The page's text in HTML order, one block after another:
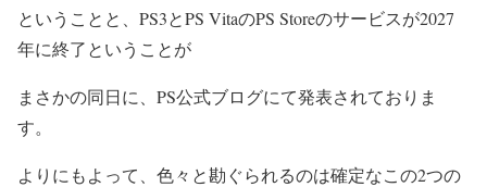
ということと、PS3とPS VitaのPS Storeのサービスが2027
年に終了ということが
まさかの同日に、PS公式ブログにて発表されておりま
す。
よりにもよって、色々と勘ぐられるのは確定なこの2つの